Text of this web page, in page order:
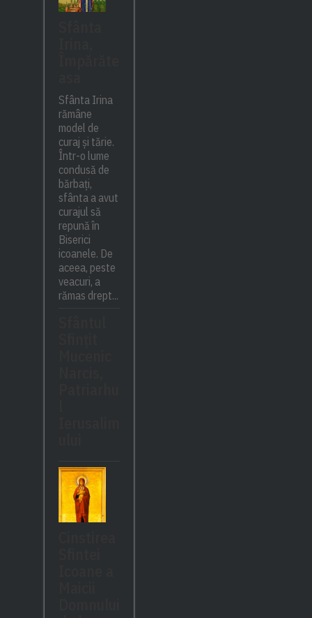
Sfânta Irina
rămâne
model de
curaj și tărie.
Într-o lume
condusă de
bărbați,
sfânta a avut
curajul să
repună în
Biserici
icoanele. De
aceea, peste
veacuri, a
rămas drept...